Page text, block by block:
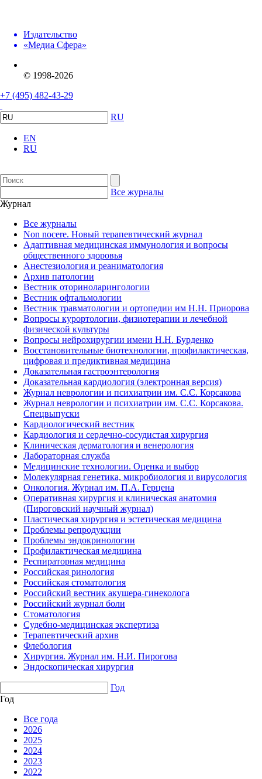
Издательство
«Медиа Сфера»
© 1998-2026
+7 (495) 482-43-29
RU
EN
RU
Все журналы
Журнал
Все журналы
Non nocere. Новый терапевтический журнал
Адаптивная медицинская иммунология и вопросы
общественного здоровья
Анестезиология и реаниматология
Архив патологии
Вестник оториноларингологии
Вестник офтальмологии
Вестник травматологии и ортопедии им Н.Н. Приорова
Вопросы курортологии, физиотерапии и лечебной
физической культуры
Вопросы нейрохирургии имени Н.Н. Бурденко
Восстановительные биотехнологии, профилактическая,
цифровая и предиктивная медицина
Доказательная гастроэнтерология
Доказательная кардиология (электронная версия)
Журнал неврологии и психиатрии им. С.С. Корсакова
Журнал неврологии и психиатрии им. С.С. Корсакова.
Спецвыпуски
Кардиологический вестник
Кардиология и сердечно-сосудистая хирургия
Клиническая дерматология и венерология
Лабораторная служба
Медицинские технологии. Оценка и выбор
Молекулярная генетика, микробиология и вирусология
Онкология. Журнал им. П.А. Герцена
Оперативная хирургия и клиническая анатомия
(Пироговский научный журнал)
Пластическая хирургия и эстетическая медицина
Проблемы репродукции
Проблемы эндокринологии
Профилактическая медицина
Респираторная медицина
Российская ринология
Российская стоматология
Российский вестник акушера-гинеколога
Российский журнал боли
Стоматология
Судебно-медицинская экспертиза
Терапевтический архив
Флебология
Хирургия. Журнал им. Н.И. Пирогова
Эндоскопическая хирургия
Год
Год
Все года
2026
2025
2024
2023
2022